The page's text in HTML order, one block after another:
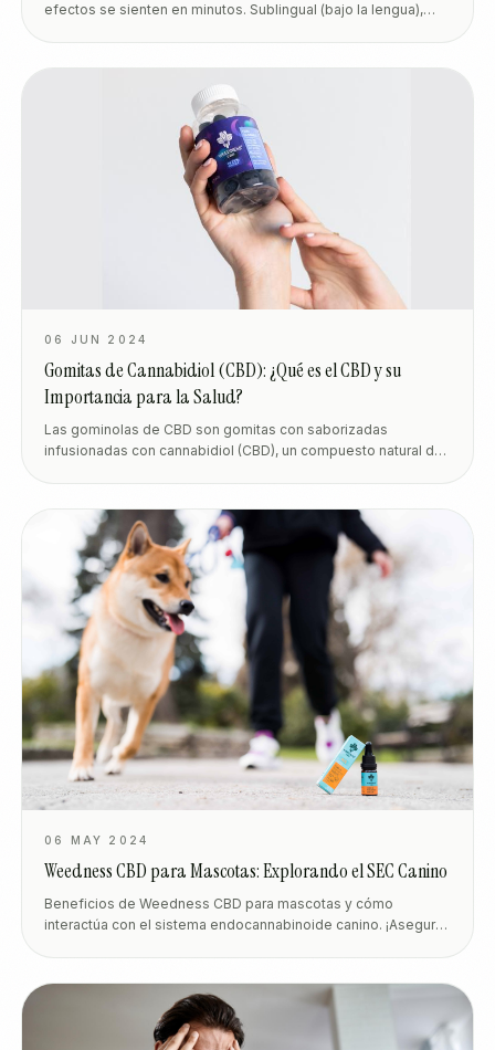
efectos se sienten en minutos. Sublingual (bajo la lengua),
06 JUN 2024
Gomitas de Cannabidiol (CBD): ¿Qué es el CBD y su
Importancia para la Salud?
Las gominolas de CBD son gomitas con saborizadas
infusionadas con cannabidiol (CBD), un compuesto natural del
06 MAY 2024
Weedness CBD para Mascotas: Explorando el SEC Canino
Beneficios de Weedness CBD para mascotas y cómo
interactúa con el sistema endocannabinoide canino. ¡Asegura